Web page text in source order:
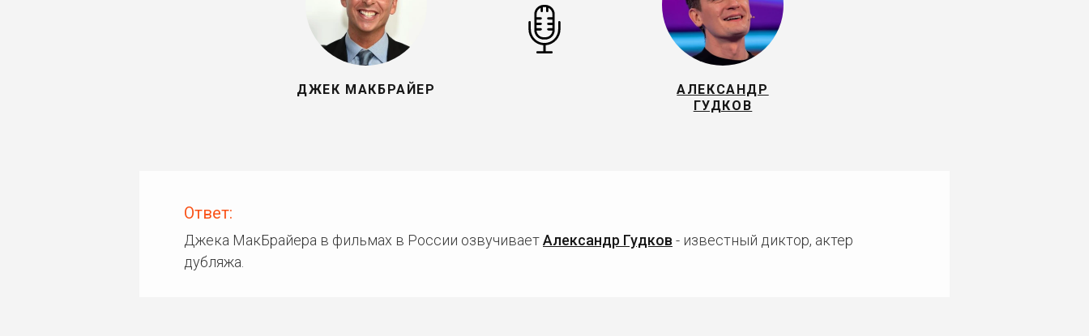
ДЖЕК МАКБРАЙЕР
АЛЕКСАНДР
ГУДКОВ
Ответ:
Джека МакБрайера в фильмах в России озвучиваетАлександр Гудков - известный диктор, актер
дубляжа.